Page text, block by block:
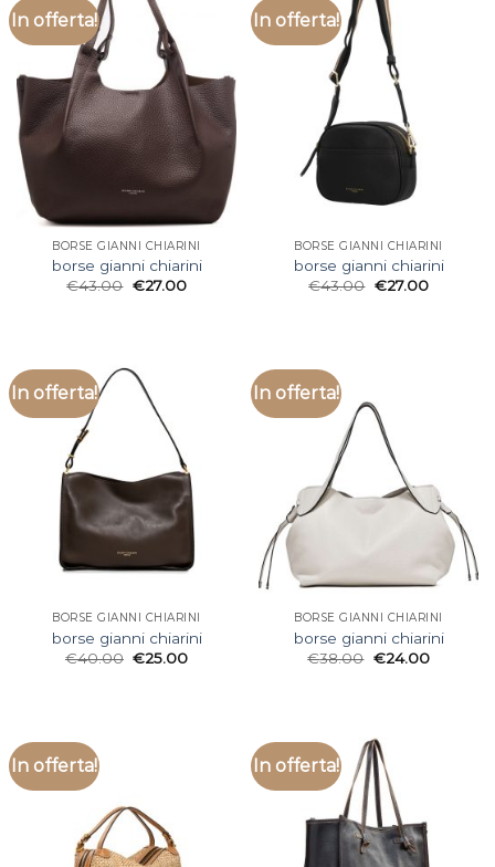
In offerta!
BORSE GIANNI CHIARINI
borse gianni chiarini
€43.00 €27.00
In offerta!
BORSE GIANNI CHIARINI
borse gianni chiarini
€43.00 €27.00
In offerta!
BORSE GIANNI CHIARINI
borse gianni chiarini
€40.00 €25.00
In offerta!
BORSE GIANNI CHIARINI
borse gianni chiarini
€38.00 €24.00
In offerta! In offerta!